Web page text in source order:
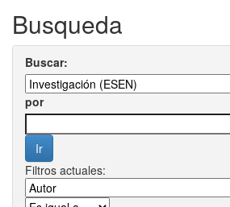
Busqueda
Buscar:
por
Filtros actuales: